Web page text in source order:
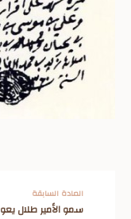
المادة السابقة
سمو الأمير طلال